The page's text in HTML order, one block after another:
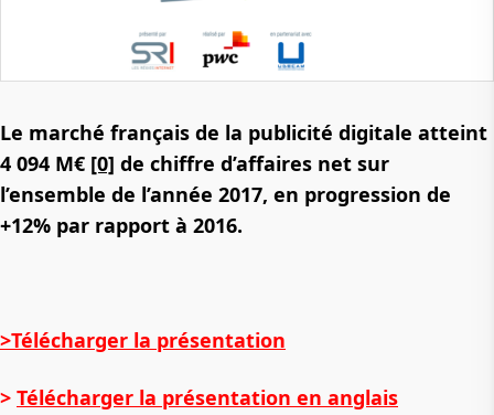
Le marché français de la publicité digitale atteint
4 094 M€ [0] de chiffre d’affaires net sur
l’ensemble de l’année 2017, en progression de
+12% par rapport à 2016.
>Télécharger la présentation
> Télécharger la présentation en anglais